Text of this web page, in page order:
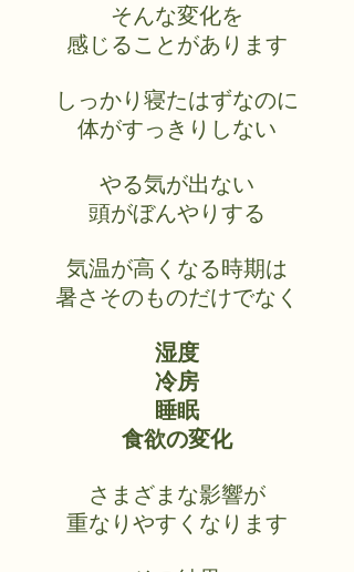
そんな変化を
感じることがあります
しっかり寝たはずなのに
体がすっきりしない
やる気が出ない
頭がぼんやりする
気温が高くなる時期は
暑さそのものだけでなく
湿度
冷房
睡眠
食欲の変化
さまざまな影響が
重なりやすくなります